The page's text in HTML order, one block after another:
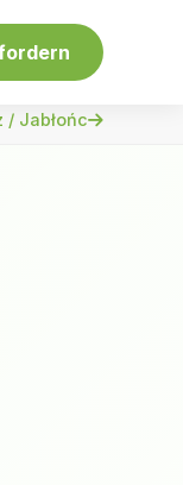
/ Jabłońc